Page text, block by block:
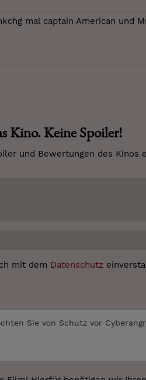
mal captain American
Kino. Keine Spoiler!
und Bewertungen des Kinos
mit dem Datenschutz
Sie von Schutz vor